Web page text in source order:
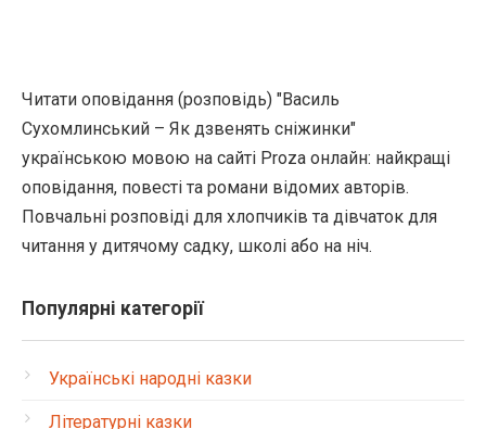
Читати оповідання (розповідь) "Василь
Сухомлинський – Як дзвенять сніжинки"
українською мовою на сайті Proza онлайн: найкращі
оповідання, повесті та романи відомих авторів.
Повчальні розповіді для хлопчиків та дівчаток для
читання у дитячому садку, школі або на ніч.
Популярні категорії
Українські народні казки
Літературні казки